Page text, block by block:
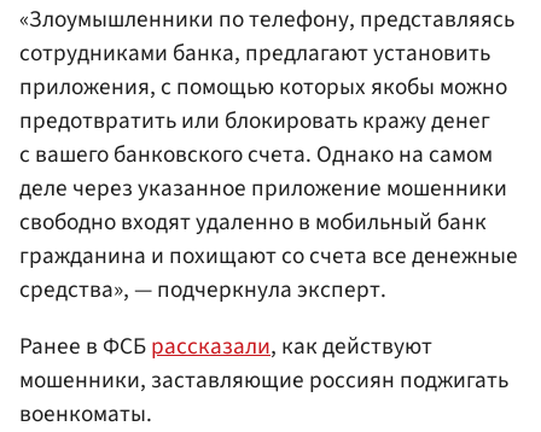
«Злоумышленники по телефону, представляясь
сотрудниками банка, предлагают установить
приложения, с помощью которых якобы можно
предотвратить или блокировать кражу денег
с вашего банковского счета. Однако на самом
деле через указанное приложение мошенники
свободно входят удаленно в мобильный банк
гражданина и похищают со счета все денежные
средства», — подчеркнула эксперт.
Ранее в ФСБрассказали, как действуют
мошенники, заставляющие россиян поджигать
военкоматы.